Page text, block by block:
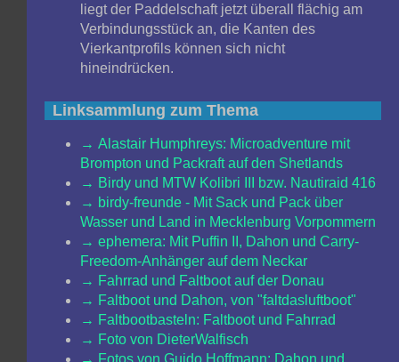
liegt der Paddelschaft jetzt überall flächig am
Verbindungsstück an, die Kanten des
Vierkantprofils können sich nicht
hineindrücken.
Linksammlung zum Thema
Alastair Humphreys: Microadventure mit
Brompton und Packraft auf den Shetlands
Birdy und MTW Kolibri III bzw. Nautiraid 416
birdy-freunde - Mit Sack und Pack über
Wasser und Land in Mecklenburg Vorpommern
ephemera: Mit Puffin II, Dahon und Carry-
Freedom-Anhänger auf dem Neckar
Fahrrad und Faltboot auf der Donau
Faltboot und Dahon, von "faltdasluftboot"
Faltbootbasteln: Faltboot und Fahrrad
Foto von DieterWalfisch